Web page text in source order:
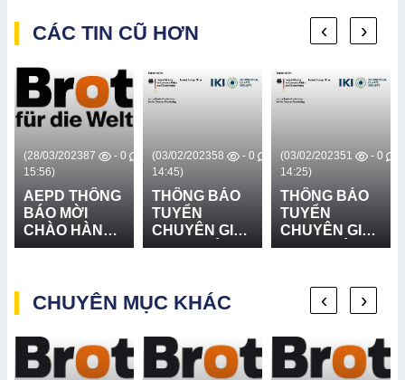
CÁC TIN CŨ HƠN
(28/03/2023
15:56)
87 - 0
AEPD THÔNG
BÁO MỜI
CHÀO HÀNG
CẠNH TRANH
THANH - DỰ
(03/02/2023
14:45)
58 - 0
THÔNG BÁO
TUYỂN
CHUYÊN GIA
THỰC HIỆN
RỦI RO THIÊN
CỘNG ĐỒNG
VÀ THÍCH
ỨNG VỚI
(03/02/2023
14:25)
51 - 0
THÔNG BÁO
TUYỂN
CHUYÊN GIA
THỰC HIỆN
TRƯỜNG VÀ
NƯỚC SẠCH
CHO CÁC HỘ
GIA ĐÌNH” -
DA IKI
‹ ›
CHUYÊN MỤC KHÁC ‹ ›